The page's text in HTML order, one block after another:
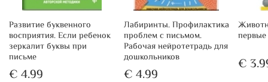
Развитие буквенного
восприятия. Если ребенок
зеркалит буквы при
письме
€ 4.99
Лабиринты. Профилактика
проблем с письмом.
Рабочая нейротетрадь для
дошкольников
€ 4.99
€